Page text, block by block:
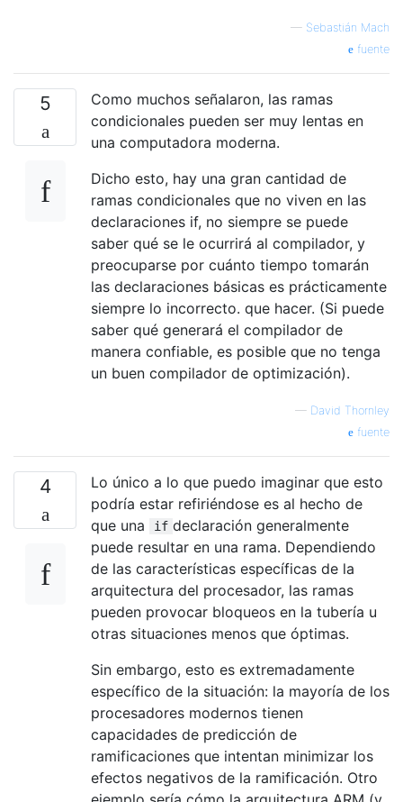
— Sebastián Mach
fuente
5
Como muchos señalaron, las ramas
condicionales pueden ser muy lentas en
una computadora moderna.
Dicho esto, hay una gran cantidad de
ramas condicionales que no viven en las
declaraciones if, no siempre se puede
saber qué se le ocurrirá al compilador, y
preocuparse por cuánto tiempo tomarán
las declaraciones básicas es prácticamente
siempre lo incorrecto. que hacer. (Si puede
saber qué generará el compilador de
manera confiable, es posible que no tenga
un buen compilador de optimización).
— David Thornley
fuente
4
Lo único a lo que puedo imaginar que esto
podría estar refiriéndose es al hecho de
que una
if declaración generalmente
puede resultar en una rama. Dependiendo
de las características específicas de la
arquitectura del procesador, las ramas
pueden provocar bloqueos en la tubería u
otras situaciones menos que óptimas.
Sin embargo, esto es extremadamente
específico de la situación: la mayoría de los
procesadores modernos tienen
capacidades de predicción de
ramificaciones que intentan minimizar los
efectos negativos de la ramificación. Otro